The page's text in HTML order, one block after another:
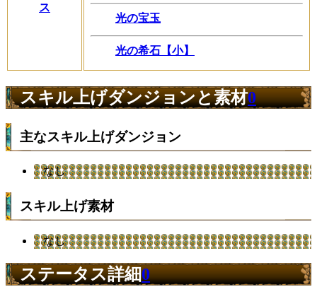
ス
光の宝玉
光の希石【小】
スキル上げダンジョンと素材0
主なスキル上げダンジョン
なし
スキル上げ素材
なし
ステータス詳細0